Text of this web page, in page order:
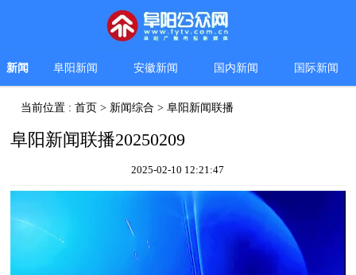
新闻 阜阳新闻 安徽新闻 国内新闻 国际新闻
当前位置 :首页 > 新闻综合 >阜阳新闻联播
阜阳新闻联播20250209
2025-02-10 12:21:47